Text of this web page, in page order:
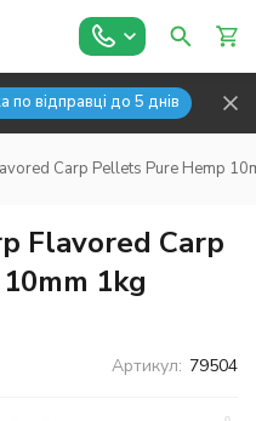
по відправці до 5 днів
Carp Pellets Pure Hemp
Flavored Carp
1kg
Артикул: 79504